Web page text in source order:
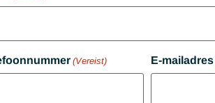
(Vereist) E-mailadres